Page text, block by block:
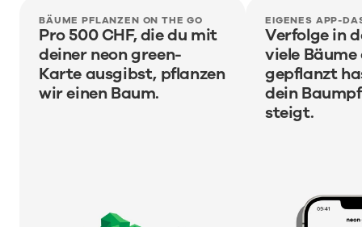
BÄUME PFLANZEN ON THE GO
Pro 500 CHF, die du mit
deiner neon green-
Karte ausgibst, pflanzen
wir einen Baum.
EIGENES APP-
Verfolge in
viele
gepflanzt
dein
steigt.